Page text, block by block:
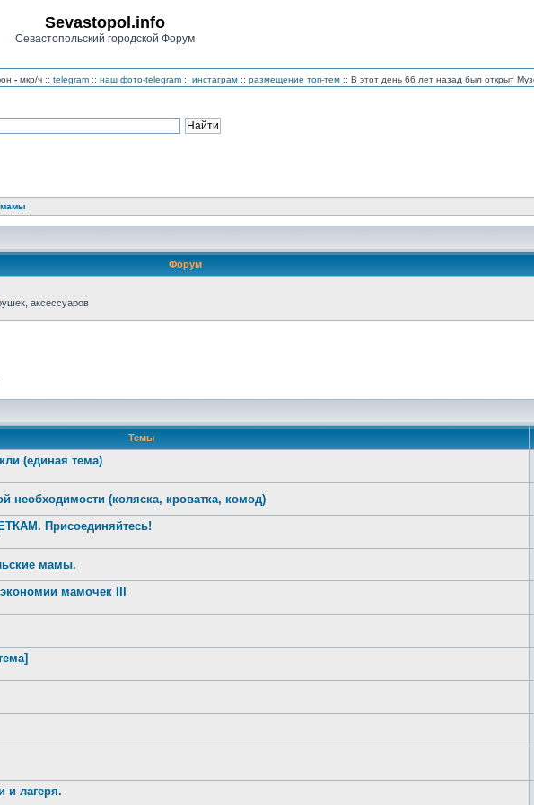
Sevastopol.info
Севастопольский городской Форум
- мкр/ч :: telegram :: наш фото-telegram :: инстаграм :: размещение топ-тем :: В этот день 66 лет назад был открыт
мамы
Форум
аксессуаров
Темы
(единая тема)
необходимости (коляска, кроватка, комод)
Присоединяйтесь!
мамы.
мамочек III
и лагеря.